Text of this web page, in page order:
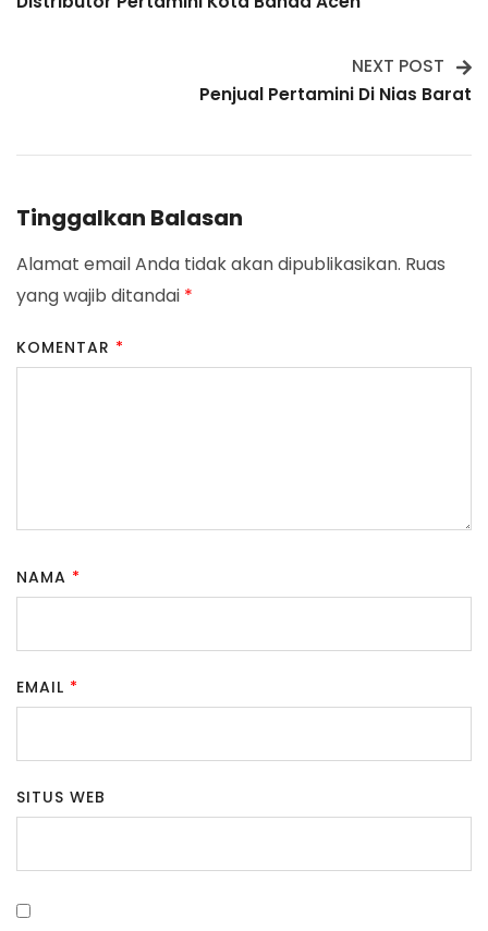
NEXT POST
Penjual Pertamini Di Nias Barat
Tinggalkan Balasan
Alamat email Anda tidak akan dipublikasikan. Ruas
yang wajib ditandai *
KOMENTAR *
NAMA *
EMAIL *
SITUS WEB